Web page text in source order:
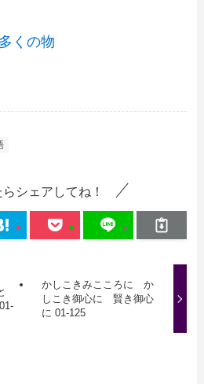
くの物
らシェアしてね！
かしこきみこころに か
しこき御心に 賢き御心
に 01-125